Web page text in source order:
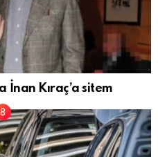
İnan Kıraç’a sitem